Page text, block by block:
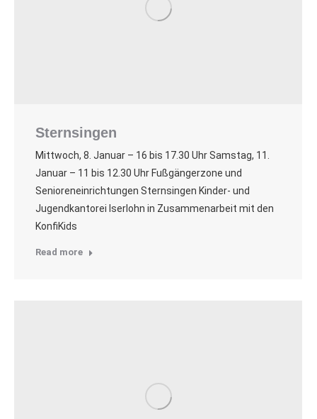
Sternsingen
Mittwoch, 8. Januar – 16 bis 17.30 Uhr Samstag, 11.
Januar – 11 bis 12.30 Uhr Fußgängerzone und
Senioreneinrichtungen Sternsingen Kinder- und
Jugendkantorei Iserlohn in Zusammenarbeit mit den
KonfiKids
Read more